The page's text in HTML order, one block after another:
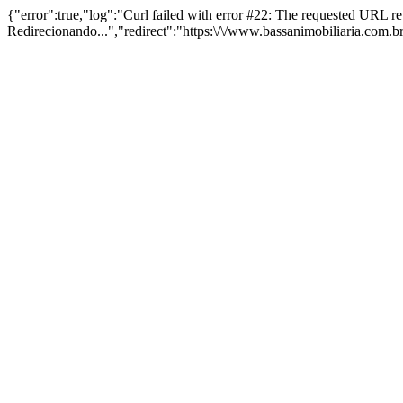
{"error":true,"log":"Curl failed with error #22: The requested URL
Redirecionando...","redirect":"https:\/\/